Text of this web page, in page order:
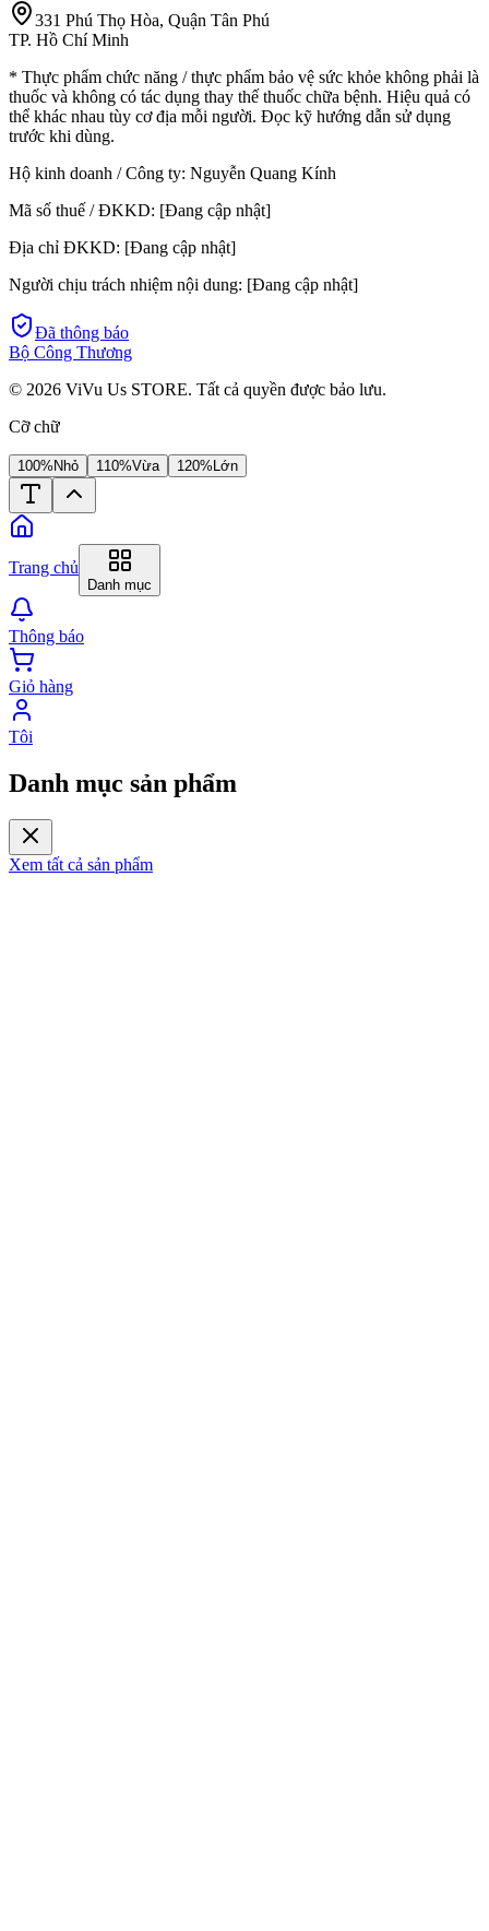
331 Phú Thọ Hòa, Quận Tân Phú
TP. Hồ Chí Minh
* Thực phẩm chức năng / thực phẩm bảo vệ sức khỏe không phải là
thuốc và không có tác dụng thay thế thuốc chữa bệnh. Hiệu quả có
thể khác nhau tùy cơ địa mỗi người. Đọc kỹ hướng dẫn sử dụng
trước khi dùng.
Hộ kinh doanh / Công ty: Nguyễn Quang Kính
Mã số thuế / ĐKKD: [Đang cập nhật]
Địa chỉ ĐKKD: [Đang cập nhật]
Người chịu trách nhiệm nội dung: [Đang cập nhật]
Đã thông báo
Bộ Công Thương
© 2026 ViVu Us STORE. Tất cả quyền được bảo lưu.
Cỡ chữ
100%Nhỏ 110%Vừa 120%Lớn
Trang chủ
Danh mục
Thông báo
Giỏ hàng
Tôi
Danh mục sản phẩm
Xem tất cả sản phẩm